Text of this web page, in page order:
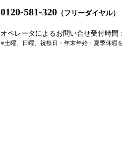
0120-581-320 （フリーダイヤル）
オペレータによるお問い合せ受付時
※土曜、日曜、祝祭日・年末年始・夏季休暇を